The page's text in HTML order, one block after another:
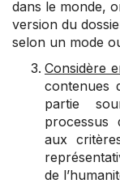
dans le monde,
version du
selon un mode
Considère
contenues
partie
processus
aux
de